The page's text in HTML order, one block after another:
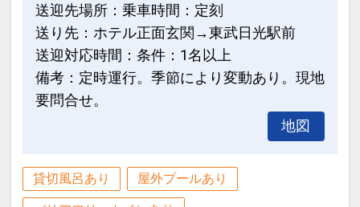
※旅行代金に含まれます。
記念日特色
●宿泊日の前後1週間にお誕生日・記念
日・慶寿を迎える方に記念品をご用意
※ご予約時に「お問合せ・ご要望等メ
モ」欄、またはご予約後「マイページ」
に、記念日の内容（誕生日・結婚記念日
送迎先場所：乗車時間：定刻
送り先：ホテル正面玄関→東武日光駅前
送迎対応時間：条件：1名以上
備考：定時運行。季節により変動あり。現地
要問合せ。
地図
貸切風呂あり 屋外プールあり